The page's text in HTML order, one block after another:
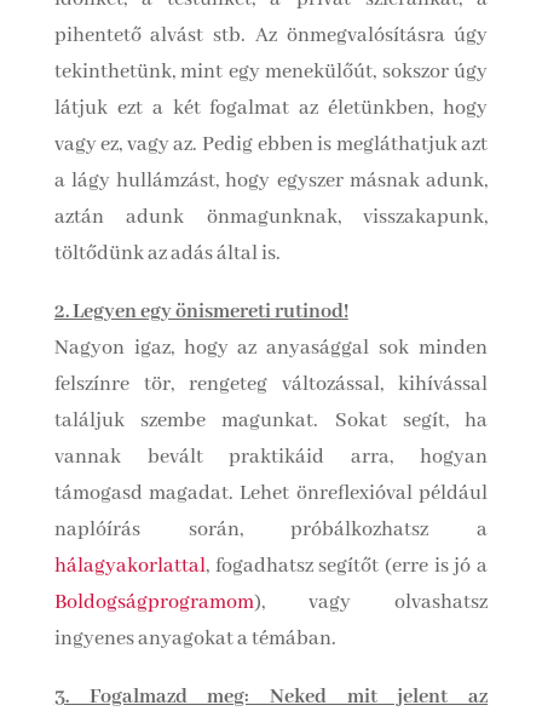
pihentető alvást stb. Az önmegvalósításra úgy
tekinthetünk, mint egy menekülőút, sokszor úgy
látjuk ezt a két fogalmat az életünkben, hogy
vagy ez, vagy az. Pedig ebben is megláthatjuk azt
a lágy hullámzást, hogy egyszer másnak adunk,
aztán adunk önmagunknak, visszakapunk,
töltődünk az adás által is.
2. Legyen egy önismereti rutinod!
Nagyon igaz, hogy az anyasággal sok minden
felszínre tör, rengeteg változással, kihívással
találjuk szembe magunkat. Sokat segít, ha
vannak bevált praktikáid arra, hogyan
támogasd magadat. Lehet önreflexióval például
naplóírás során, próbálkozhatsz a
hálagyakorlattal, fogadhatsz segítőt (erre is jó a
Boldogságprogramom), vagy olvashatsz
ingyenes anyagokat a témában.
3. Fogalmazd meg: Neked mit jelent az